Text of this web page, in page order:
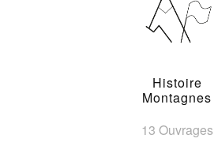
Histoire
Montagnes
13 Ouvrages